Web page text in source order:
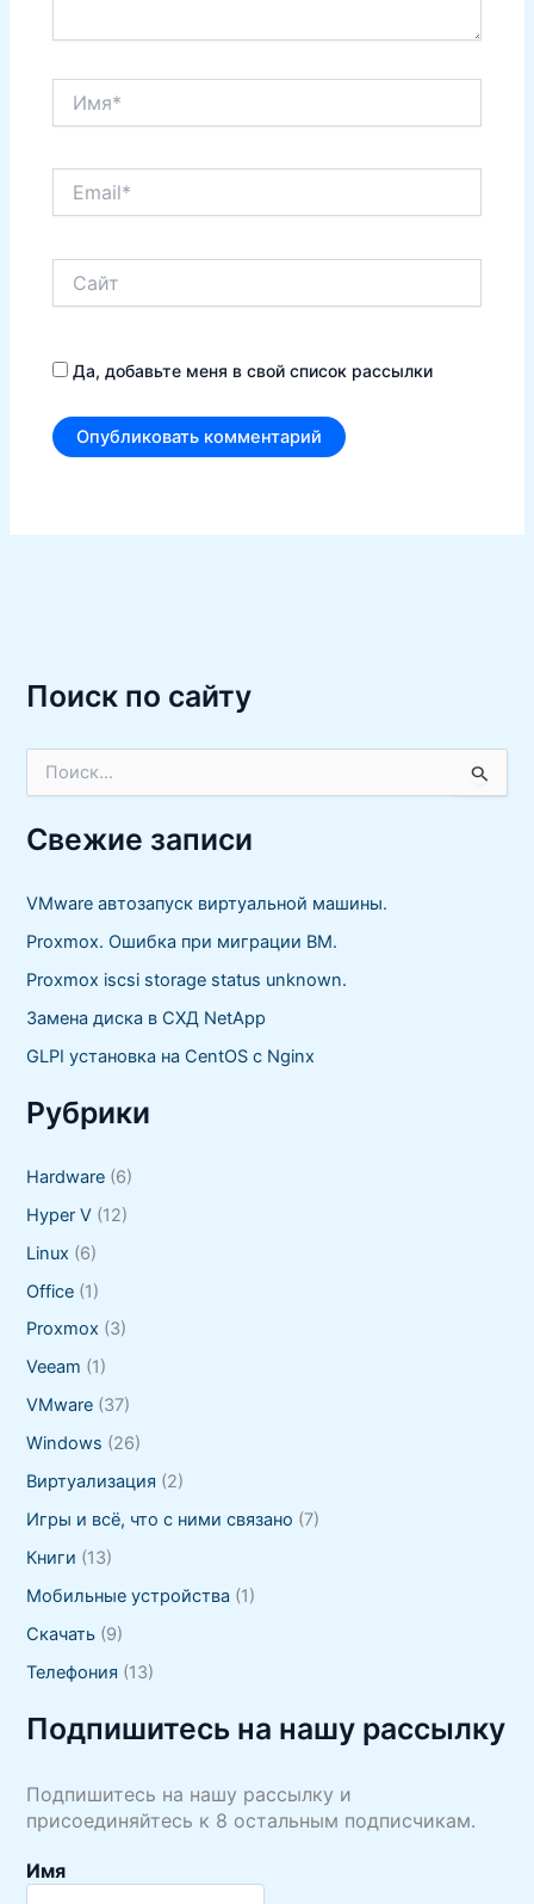
Да, добавьте меня в свой список рассылки
Поиск по сайту
с
к
Свежие записи
VMware автозапуск виртуальной машины.
Proxmox. Ошибка при миграции ВМ.
Proxmox iscsi storage status unknown.
Замена диска в СХД NetApp
GLPI установка на CentOS с Nginx
Рубрики
Hardware (6)
Hyper V (12)
Linux (6)
Office (1)
Proxmox (3)
Veeam (1)
VMware (37)
Windows (26)
Виртуализация (2)
Игры и всё, что с ними связано (7)
Книги (13)
Мобильные устройства (1)
Скачать (9)
Телефония (13)
Подпишитесь на нашу рассылку
Подпишитесь на нашу рассылку и
присоединяйтесь к 8 остальным подписчикам.
Имя